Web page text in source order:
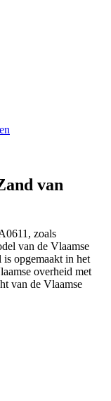
van
zoals
van de Vlaamse
opgemaakt in het
overheid met
van de Vlaamse